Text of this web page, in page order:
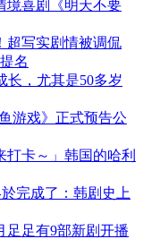
境喜剧《明天不要
超写实剧情被调侃
名
长，尤其是50多岁
游戏》正式预告公
打卡～」韩国的哈利
於完成了：韩剧史上
足足有9部新剧开播